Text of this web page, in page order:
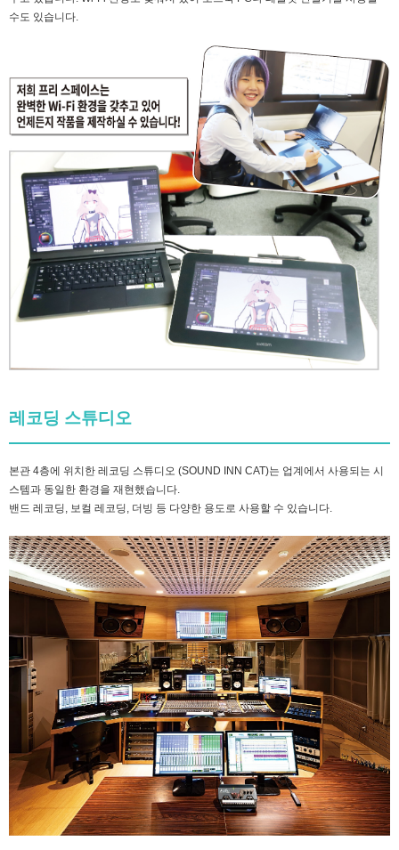
수도 있습니다.
레코딩 스튜디오
본관 4층에 위치한 레코딩 스튜디오 (SOUND INN CAT)는 업계에서 사용되는 시
스템과 동일한 환경을 재현했습니다.
밴드 레코딩, 보컬 레코딩, 더빙 등 다양한 용도로 사용할 수 있습니다.